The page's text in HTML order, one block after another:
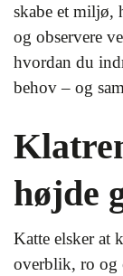
skabe et miljø,
og observere
hvordan du
behov – og
højde
Katte elsker at
overblik, ro og